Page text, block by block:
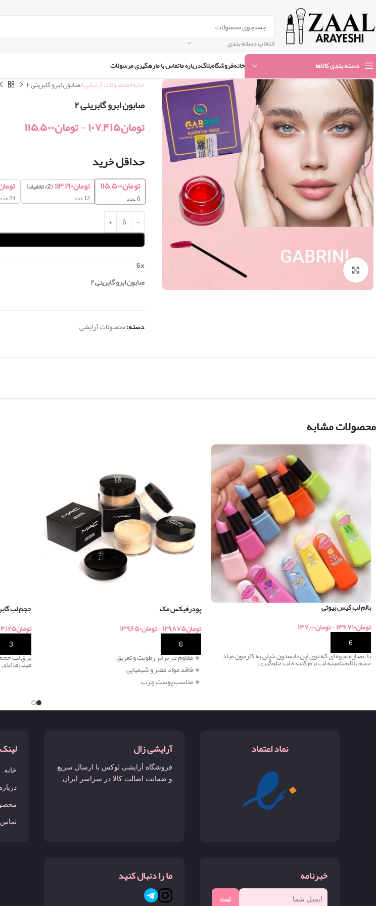
انتخاب دسته بندی
دسته بندی کالاها خانهفروشگاهبلاگدرباره ماتماس با مارهگیری مرسولات
خانه محصولات آرایشی صابون ابرو گابرینی ۲
صابون ابرو گابرینی ۲
تومان۱۰۷,۴۱۵-تومان۱۱۵,۵۰۰
حداقل خرید
تومان۱۱۵,۵۰۰
6عدد
تومان۱۱۳,۱۹۰(2% تخفیف)
12 عدد 24 عدد
6x
صابون ابرو گابرینی ۲
دسته:محصولات آرایشی
محصولات مشابه
بالم لب کیس بیوتی
تومان۱۳۶,۷۱۰-تومان۱۴۷,۰۰۰
خرید
با عصاره میوه ای که توی این تابستون خیلی به کارمون میاد
حجم بالا ویتامینه لب نرم کننده لب جلوگیری
پودرفیکس مک
تومان۱۲۹,۸۷۵-تومان۱۳۹,۶۵۰
خرید
🔸مقاوم در برابر رطوبت و تعریق
🔸 فاقد مواد مضر و شیمیایی
🔸 مناسب پوست چرب
حجم لب
تومان
میلی
نماد اعتماد آرایشی زال
فروشگاه آرایشی لوکس با ارسال سریع
و ضمانت اصالت کالا در سراسر ایران.
خانه
تماس
خبرنامه
ثبت
ما را دنبال کنید